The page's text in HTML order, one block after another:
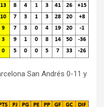
San Andrés 0-11 y